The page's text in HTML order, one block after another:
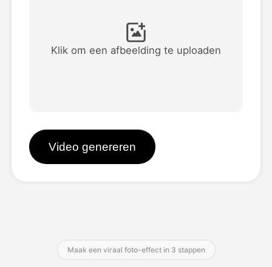
Andere instrumenten
Bekijk alle sjablonen
Blog
Klik om een afbeelding te uploaden
Video genereren
Maak een viraal foto-effect in 3 stappen